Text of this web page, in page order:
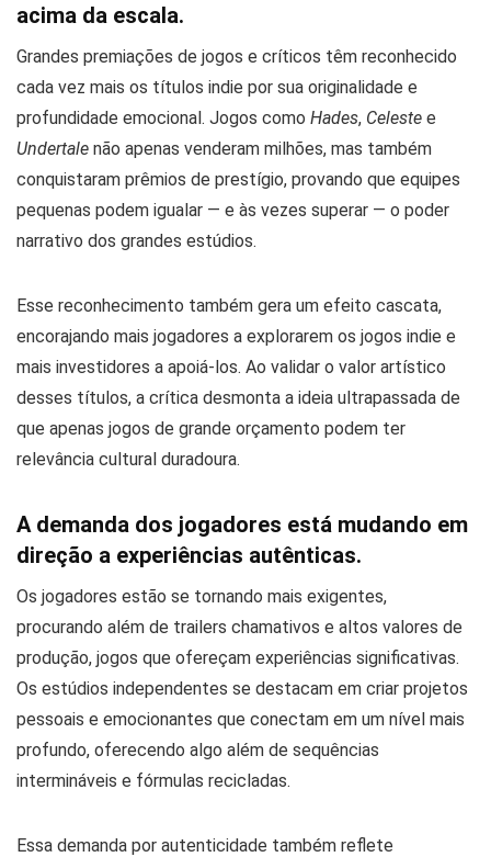
acima da escala.
Grandes premiações de jogos e críticos têm reconhecido
cada vez mais os títulos indie por sua originalidade e
profundidade emocional. Jogos como Hades, Celeste e
Undertale não apenas venderam milhões, mas também
conquistaram prêmios de prestígio, provando que equipes
pequenas podem igualar — e às vezes superar — o poder
narrativo dos grandes estúdios.
Esse reconhecimento também gera um efeito cascata,
encorajando mais jogadores a explorarem os jogos indie e
mais investidores a apoiá-los. Ao validar o valor artístico
desses títulos, a crítica desmonta a ideia ultrapassada de
que apenas jogos de grande orçamento podem ter
relevância cultural duradoura.
A demanda dos jogadores está mudando em
direção a experiências autênticas.
Os jogadores estão se tornando mais exigentes,
procurando além de trailers chamativos e altos valores de
produção, jogos que ofereçam experiências significativas.
Os estúdios independentes se destacam em criar projetos
pessoais e emocionantes que conectam em um nível mais
profundo, oferecendo algo além de sequências
intermináveis e fórmulas recicladas.
Essa demanda por autenticidade também reflete